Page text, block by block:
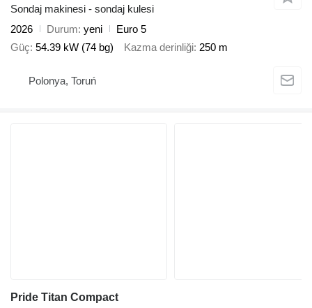
Sondaj makinesi - sondaj kulesi
2026
Durum yeni
Euro 5
Güç 54.39 kW (74 bg) Kazma derinliği 250 m
Polonya, Toruń
Pride Titan Compact